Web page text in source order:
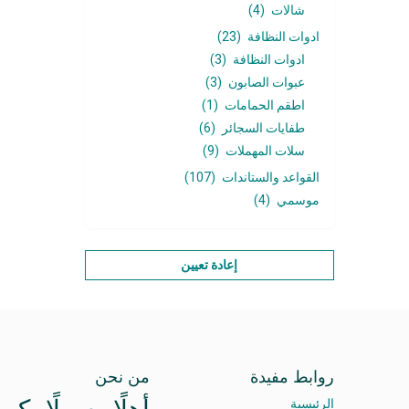
شالات (4)
ادوات النظافة (23)
ادوات النظافة (3)
عبوات الصابون (3)
اطقم الحمامات (1)
طفايات السجائر
(6)
سلات المهملات (9)
القواعد والستاندات (107)
موسمي (4)
إعادة تعيين
روابط مفيدة
الرئيسية
من نحن